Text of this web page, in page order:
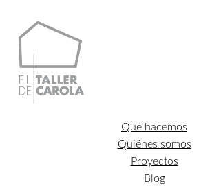
Qué hacemos
Quiénes somos
Proyectos
Blog